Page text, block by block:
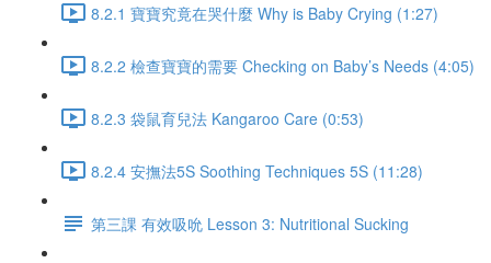
8.2.1 寶寶究竟在哭什麼 Why is Baby Crying (1:27)
8.2.2 檢查寶寶的需要 Checking on Baby’s Needs (4:05)
8.2.3 袋鼠育兒法 Kangaroo Care (0:53)
8.2.4 安撫法5S Soothing Techniques 5S (11:28)
第三課 有效吸吮 Lesson 3: Nutritional Sucking